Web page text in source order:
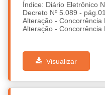
Índice: Diário Eletrônico
Decreto Nº 5.089 -
Alteração - Concorrência
Alteração - Concorrência
Visualizar